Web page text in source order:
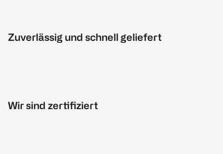
Zuverlässig und schnell geliefert
Wir sind zertifiziert